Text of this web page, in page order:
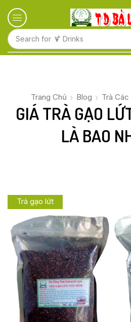
Search for 🍋 Fruits
Trang Chủ Blog Trà Các
GIÁ TRÀ GẠO
LÀ BAO
Trà gạo lứt